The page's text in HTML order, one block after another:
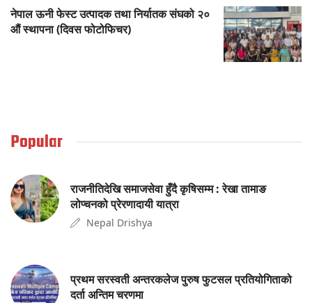
नेपाल ऊनी फेस्ट उत्पादक तथा निर्यातक संघको २०
औं स्थापना (दिवस फोटोफिचर)
Popular
राजनीतिदेखि समाजसेवा हुँदै कृषिसम्म : रेखा तामाङ
लोप्चनको प्रेरणादायी यात्रा
Nepal Drishya
प्रथम सरस्वती अन्तरकलेज पुरुष फुटसल प्रतियोगिताको
दर्ता अन्तिम चरणमा